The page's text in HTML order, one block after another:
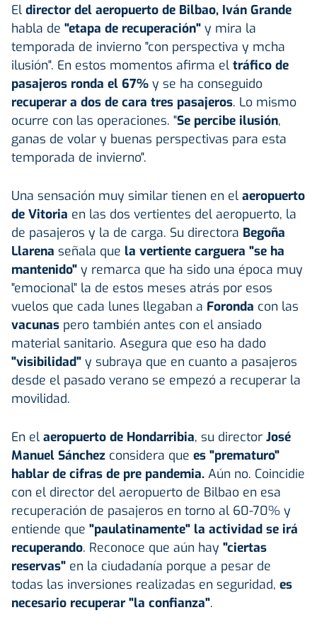
El director del aeropuerto de Bilbao, Iván Grande
habla de "etapa de recuperación" y mira la
temporada de invierno "con perspectiva y mcha
ilusión". En estos momentos afirma el tráfico de
pasajeros ronda el 67% y se ha conseguido
recuperar a dos de cara tres pasajeros. Lo mismo
ocurre con las operaciones. "Se percibe ilusión,
ganas de volar y buenas perspectivas para esta
temporada de invierno".
Una sensación muy similar tienen en el aeropuerto
de Vitoria en las dos vertientes del aeropuerto, la
de pasajeros y la de carga. Su directora Begoña
Llarena señala que la vertiente carguera "se ha
mantenido" y remarca que ha sido una época muy
"emocional" la de estos meses atrás por esos
vuelos que cada lunes llegaban a Foronda con las
vacunas pero también antes con el ansiado
material sanitario. Asegura que eso ha dado
"visibilidad" y subraya que en cuanto a pasajeros
desde el pasado verano se empezó a recuperar la
movilidad.
En el aeropuerto de Hondarribia, su director José
Manuel Sánchez considera que es "prematuro"
hablar de cifras de pre pandemia. Aún no. Coincidie
con el director del aeropuerto de Bilbao en esa
recuperación de pasajeros en torno al 60-70% y
entiende que "paulatinamente" la actividad se irá
recuperando. Reconoce que aún hay "ciertas
reservas" en la ciudadanía porque a pesar de
todas las inversiones realizadas en seguridad, es
necesario recuperar "la confianza".